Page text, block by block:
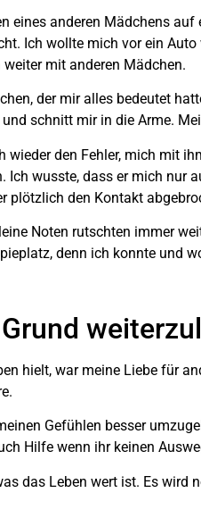
eines anderen Mädchens
Ich wollte mich vor ein
mit anderen Mädchen.
der mir alles bedeutet
schnitt mir in die Arme.
den Fehler, mich mit
wusste, dass er mich nur
plötzlich den Kontakt
Noten rutschten immer
denn ich konnte und
hielt, war meine Liebe für
Gefühlen besser
Hilfe wenn ihr keinen
das Leben wert ist. Es